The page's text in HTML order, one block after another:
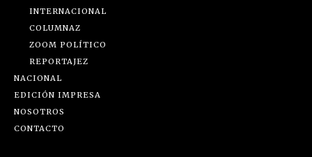
INTERNACIONAL
COLUMNAZ
ZOOM POLÍTICO
REPORTAJEZ
NACIONAL
EDICIÓN IMPRESA
NOSOTROS
CONTACTO